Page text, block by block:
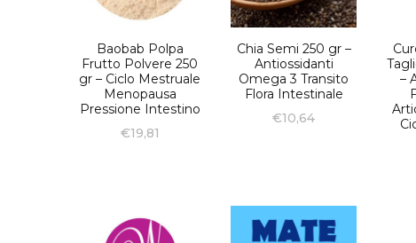
Baobab Polpa
Frutto Polvere 250
gr – Ciclo Mestruale
Menopausa
Pressione Intestino
€19,81
Chia Semi 250 gr –
Antiossidanti
Omega 3 Transito
Flora Intestinale
€10,64
–